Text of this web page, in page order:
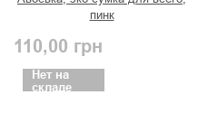
пинк
110,00 грн
Нет на
складе